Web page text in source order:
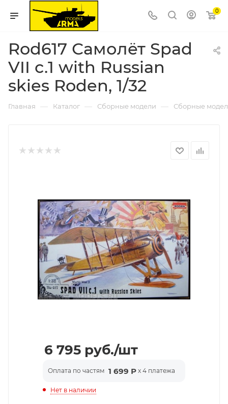
0
Rod617 Самолёт Spad
VII с.1 with Russian
skies Roden, 1/32
Главная — Каталог — Сборные модели — Сборные
6 795 руб./шт
Оплата по частям 1 699 Р x 4 платежа
Нет в наличии